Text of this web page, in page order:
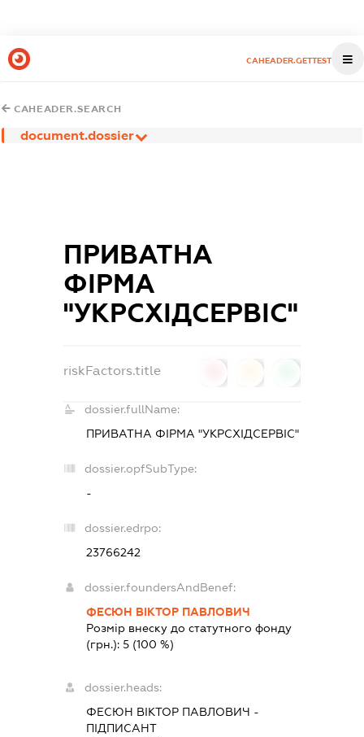
CAHEADER.GETTEST
CAHEADER.SEARCH
document.dossier
ПРИВАТНА
ФІРМА
"УКРСХІДСЕРВІС"
riskFactors.title
dossier.fullName:
ПРИВАТНА ФІРМА "УКРСХІДСЕРВІС"
dossier.opfSubType:
-
dossier.edrpo:
23766242
dossier.foundersAndBenef:
ФЕСЮН ВІКТОР ПАВЛОВИЧ
Розмір внеску до статутного фонду
(грн.): 5(100 %)
dossier.heads:
ФЕСЮН ВІКТОР ПАВЛОВИЧ -
ПІДПИСАНТ